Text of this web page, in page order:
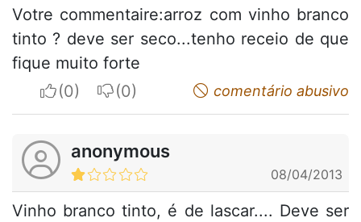
Votre commentaire:arroz com vinho branco
tinto ? deve ser seco...tenho receio de que
fique muito forte
I apreciateI do not appreciatecomentário abusivo
anonymous
08/04/2013
Vinho branco tinto, é de lascar.... Deve ser